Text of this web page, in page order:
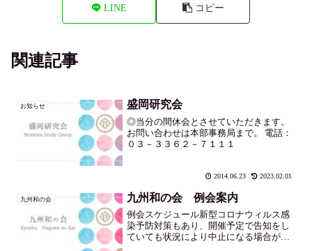
LINE コピー
関連記事
お知らせ 盛岡研究会
◎当分の間休会とさせていただきます。
お問い合わせは本部事務局まで。 電話：
０３－３３６２－７１１１
2014.06.23 2023.02.01
九州和の会 九州和の会 例会案内
例会スケジュール新型コロナウィルス感
染予防対策もあり、開催予定で告知をし
ていても状況により中止になる場合がご